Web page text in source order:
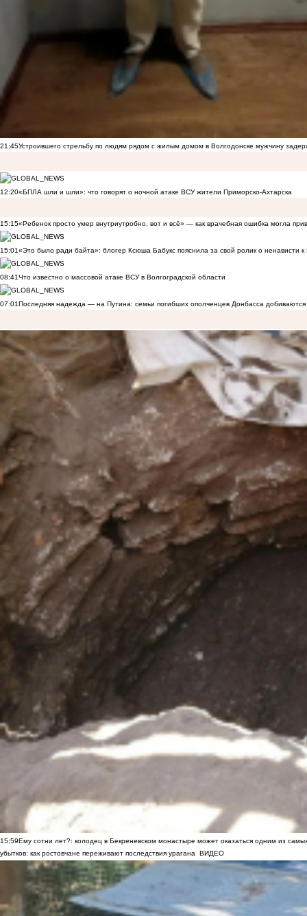
21:45Устроившего стрельбу по людям рядом с жилым домом в Волгодонске мужчину
12:20«БПЛА шли и шли»: что говорят о ночной атаке ВСУ жители Приморско-Ахтарска
15:15«Ребенок просто умер внутриутробно, вот и всё» — как врачебная ошибка могла
15:01«Это было ради байта»: блогер Ксюша Бабукс пояснила за свой ролик о ненависти
08:41Что известно о массовой атаке ВСУ в Волгоградской области
07:01Последняя надежда — на Путина: семьи погибших ополченцев Донбасса добиваются
15:59Ему сотни лет?: колодец в Бекреневском монастыре может оказаться одним из
убытков: как ростовчане переживают последствия урагана
ВИДЕО